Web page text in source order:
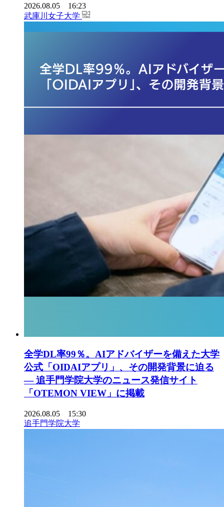
2026.08.05 16:23
武庫川女子大学
全学DL率99％。AIアドバイザーを備えた大学
公式「OIDAIアプリ」、その開発背景に迫る
― 追手門学院大学のニュース発信サイト
「OTEMON VIEW」に掲載
2026.08.05 15:30
追手門学院大学